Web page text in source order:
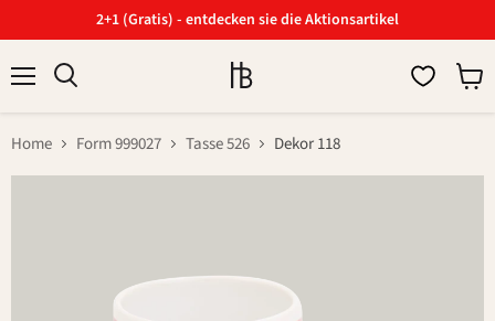
2+1 (Gratis) - entdecken sie die Aktionsartikel
Home Form 999027 Tasse 526 Dekor 118